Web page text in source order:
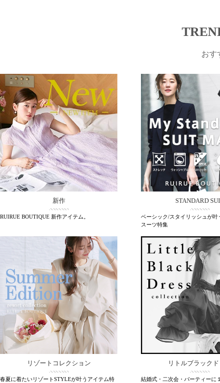
おす
新作
RUIRUE BOUTIQUE 新作アイテム。
STANDARD
ベーシック/スタイリッシュが叶
スーツ特集
リゾートコレクション
春夏に着たいリゾートSTYLEが叶うアイテム特
リトルブラック
結婚式・二次会・パーティーに